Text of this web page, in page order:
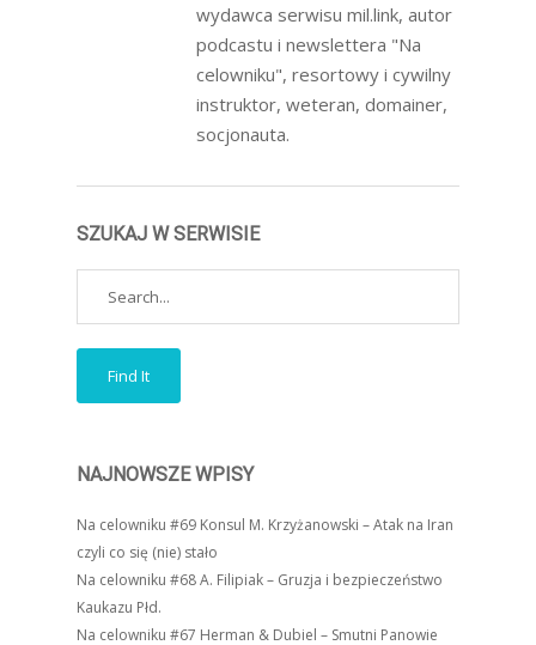
wydawca serwisu mil.link, autor
podcastu i newslettera "Na
celowniku", resortowy i cywilny
instruktor, weteran, domainer,
socjonauta.
SZUKAJ W SERWISIE
NAJNOWSZE WPISY
Na celowniku #69 Konsul M. Krzyżanowski – Atak na Iran
czyli co się (nie) stało
Na celowniku #68 A. Filipiak – Gruzja i bezpieczeństwo
Kaukazu Płd.
Na celowniku #67 Herman & Dubiel – Smutni Panowie